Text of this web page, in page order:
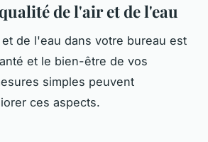
de l'air et de l'eau
de l'eau dans votre bureau est
et le bien-être de vos
simples peuvent
ces aspects.